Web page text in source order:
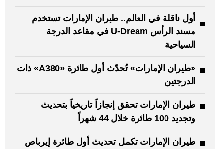
أول ناقلة في العالم.. طيران الإمارات تستخدم
مسند الرأس U-Dream في مقاعد الدرجة
السياحية
«طيران الإمارات» تُحدّث أول طائرة «A380» ذات
الدرجتين
طيران الإمارات تحقق إنجازاً تاريخياً بتحديث
وتجديد 100 طائرة خلال 44 شهراً
طيران الإمارات تكمل تحديث أول طائرة إيرباص